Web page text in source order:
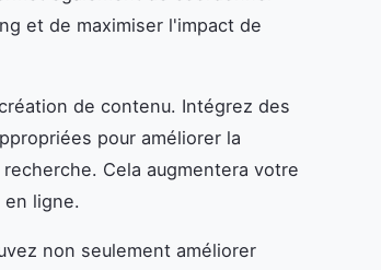
et de maximiser l'impact de
de contenu. Intégrez des
pour améliorer la
Cela augmentera votre
ligne.
non seulement améliorer